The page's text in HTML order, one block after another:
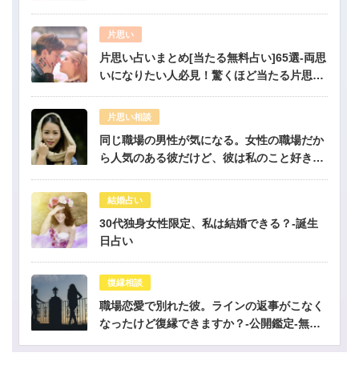
片思い
片思い占いまとめ[当たる無料占い]65選-両思
いになりたい人必見！驚くほど当たる片思い
片思い相談
同じ職場の男性が気になる。女性の職場だか
ら人気のある彼だけど、彼は私のこと好き？-
結婚占い
30代独身女性限定、私は結婚できる？-誕生
日占い
復縁相談
職場恋愛で別れた彼。ラインの返事がこなく
なったけど復縁できますか？-公開鑑定-無料